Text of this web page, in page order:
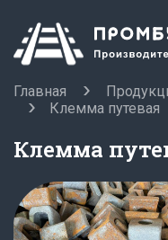
Главная
Клемма путевая
Клемма